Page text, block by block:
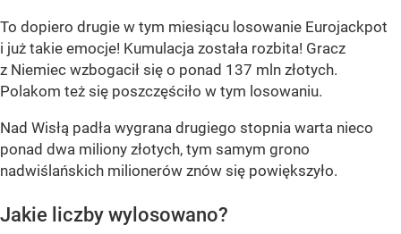
To dopiero drugie w tym miesiącu losowanie Eurojackpot
i już takie emocje! Kumulacja została rozbita! Gracz
z Niemiec wzbogacił się o ponad 137 mln złotych.
Polakom też się poszczęściło w tym losowaniu.
Nad Wisłą padła wygrana drugiego stopnia warta nieco
ponad dwa miliony złotych, tym samym grono
nadwiślańskich milionerów znów się powiększyło.
Jakie liczby wylosowano?